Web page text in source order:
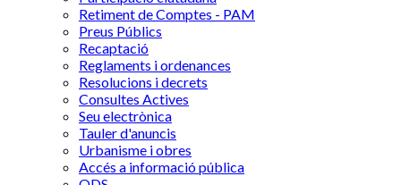
Retiment de Comptes - PAM
Preus Públics
Recaptació
Reglaments i ordenances
Resolucions i decrets
Consultes Actives
Seu electrònica
Tauler d'anuncis
Urbanisme i obres
Accés a informació pública